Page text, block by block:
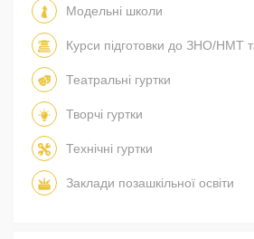
Модельні школи
Курси підготовки до ЗНО/НМТ
Театральні гуртки
Творчі гуртки
Технічні гуртки
Заклади позашкільної освіти